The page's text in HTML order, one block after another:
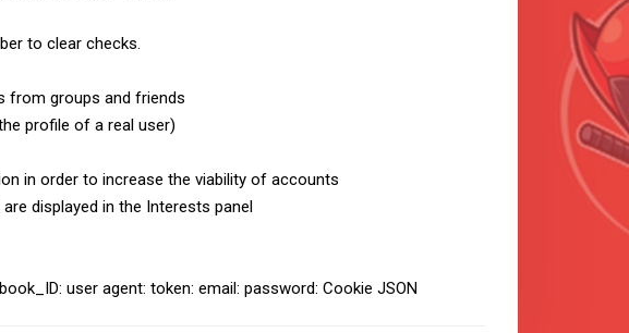
to clear checks.
from groups and friends
profile of a real user)
in order to increase the viability of accounts
displayed in the Interests panel
user agent: token: email: password: Cookie JSON